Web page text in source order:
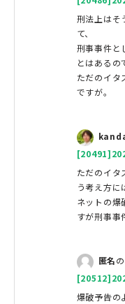
刑法上はそ
て、
刑事事件と
とはあるの
ただのイタ
ですが。
ただのイタ
う考え方に
ネットの爆
すが刑事事
匿名
爆破予告の